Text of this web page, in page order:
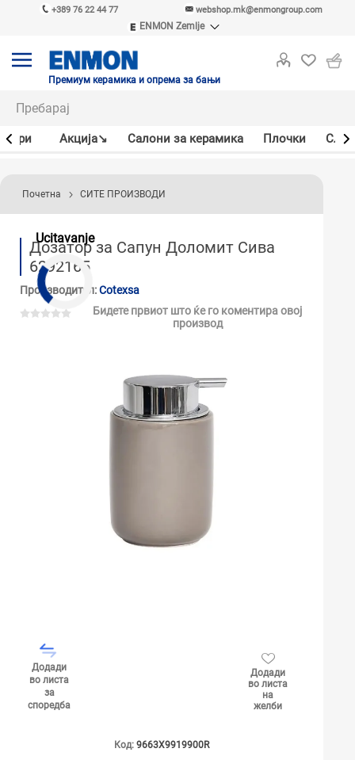
+389 76 22 44 77 webshop.mk@enmongroup.com
ENMON Zemlje
ENMON MKD
Премиум керамика и опрема за бањи
Акцијa↘ Салони за керамика Плочки
Ucitavanje
Почетна СИТЕ ПРОИЗВОДИ
Дозатор за Сапун Доломит Сива
6292165
Производител:Cotexsa
Бидете првиот што ќе го коментира овој
производ
Додади
во листа
за
споредба
Додади
во листа
на
желби
Код: 9663X9919900R